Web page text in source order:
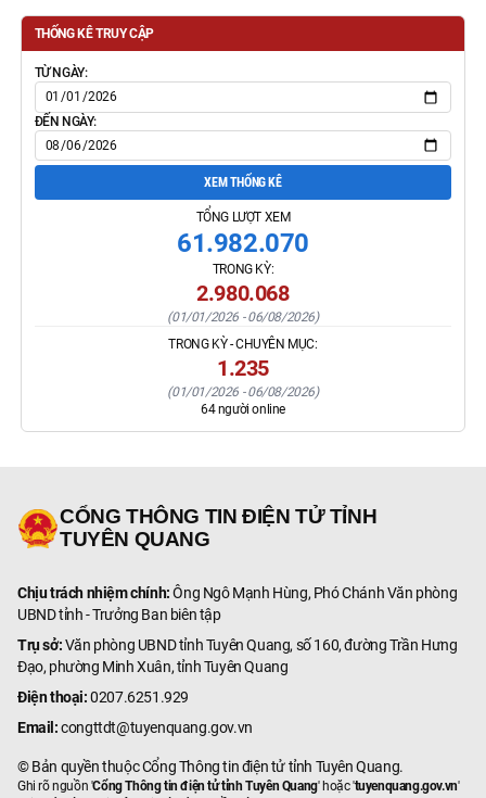
THỐNG KÊ TRUY CẬP
TỪ NGÀY:
ĐẾN NGÀY:
XEM THỐNG KÊ
TỔNG LƯỢT XEM
61.982.070
TRONG KỲ:
2.980.068
(01/01/2026 -06/08/2026)
TRONG KỲ - CHUYÊN MỤC:
1.235
(01/01/2026 -06/08/2026)
64người online
CỔNG THÔNG TIN ĐIỆN TỬ TỈNH
TUYÊN QUANG
Chịu trách nhiệm chính:Ông Ngô Mạnh Hùng, Phó Chánh Văn phòng
UBND tỉnh - Trưởng Ban biên tập
Trụ sở:Văn phòng UBND tỉnh Tuyên Quang, số 160, đường Trần Hưng
Đạo, phường Minh Xuân, tỉnh Tuyên Quang
Điện thoại:0207.6251.929
Email: congttdt@tuyenquang.gov.vn
© Bản quyền thuộc Cổng Thông tin điện tử tỉnh Tuyên Quang.
Ghi rõ nguồn 'Cổng Thông tin điện tử tỉnh Tuyên Quang' hoặc 'tuyenquang.gov.vn'